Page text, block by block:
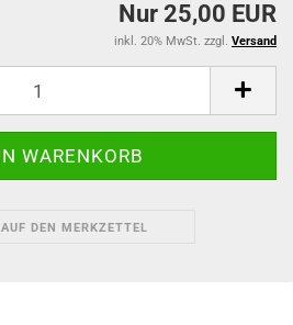
Nur 25,00 EUR
inkl. 20% MwSt. zzgl. Versand
AUF DEN MERKZETTEL